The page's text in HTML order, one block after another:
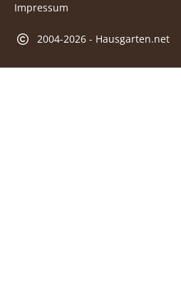
Impressum
2004-2026 - Hausgarten.net